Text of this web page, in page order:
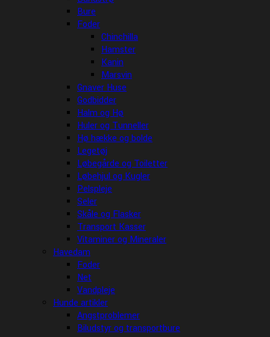
Bure
Foder
Chinchilla
Hamster
Kanin
Marsvin
Gnaver Huse
Godbidder
Halm og Hø
Huler og Tunneller
Hø hække og bolde
Legetøj
Løbegårde og Toiletter
Løbehjul og Kugler
Pelspleje
Seler
Skåle og Flasker
Transport Kasser
Vitaminer og Mineraler
Havedam
Foder
Net
Vandpleje
Hunde artikler
Angstproblemer
Biludstyr og transportbure